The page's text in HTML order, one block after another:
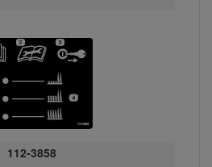
112-3858